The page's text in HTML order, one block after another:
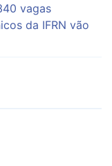
vagas
da IFRN vão